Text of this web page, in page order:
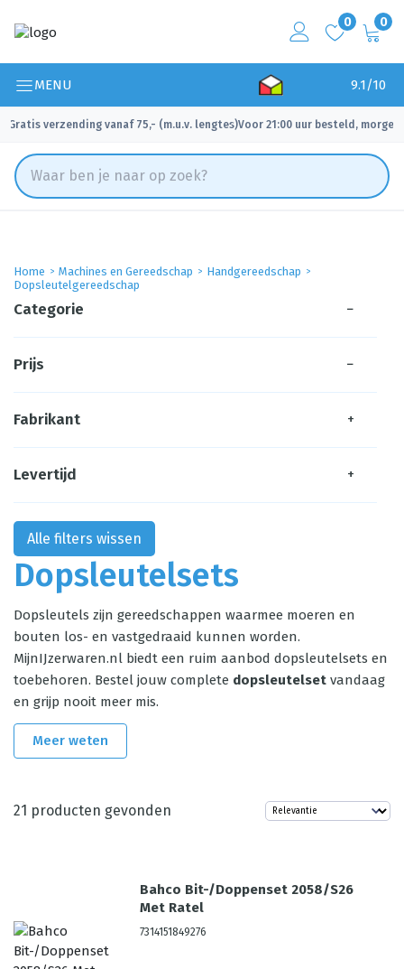
0 0
MENU 9.1/10
Gratis verzending vanaf 75,- (m.u.v. lengtes)
✓ Voor 21:00 uur besteld, morgen
Home Machines en Gereedschap
Handgereedschap
Dopsleutelgereedschap
Dopsleutelsets
Dopsleutels zijn gereedschappen waarmee moeren en
bouten los- en vastgedraaid kunnen worden.
MijnIJzerwaren.nl biedt een ruim aanbod dopsleutelsets en
toebehoren. Bestel jouw complete dopsleutelset vandaag
en grijp nooit meer mis.
Meer weten
21 producten gevonden
Bahco Bit-/Doppenset 2058/S26
Met Ratel
7314151849276
Categorie −
Prijs −
Fabrikant +
Levertijd +
Alle filters wissen